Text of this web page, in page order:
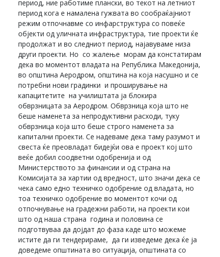
период, ние работиме плански, во текот на летниот
период кога е намалена гужвата во сообраќајниот
режим отпочнавме со инфарструктура со повеќе
објекти од уличната инфраструктура, тие проекти ќе
продолжат и во следниот период, најавуваме низа
други проекти. Но со жалење морам да констатирам
дека во моментот владата на Република Македонија,
во општина Аеродром, општина на која насушно и се
потребни нови градинки и проширување на
капацитетите на училиштата ја блокира
обврзницата за Аеродром. Обврзница која што не
беше наменета за непродуктивни расходи, туку
обврзница која што беше строго наменета за
капитални проекти. Се надеваме дека таму разумот и
свеста ќе преовладат бидејќи ова е проект кој што
веќе добил соодветни одобренија и од
Министерството за финансии и од страна на
Комисијата за хартии од вредност, што значи дека се
чека само едно техничко одобрение од владата, но
тоа техничко одобрение во моментот кочи од
отпочнување на градежни работи, на проекти кои
што од наша страна година и половина се
подготвуваа да дојдат до фаза каде што можеме
истите да ги тендерираме, да ги изведеме дека ќе ја
доведеме општината во ситуација, општината со